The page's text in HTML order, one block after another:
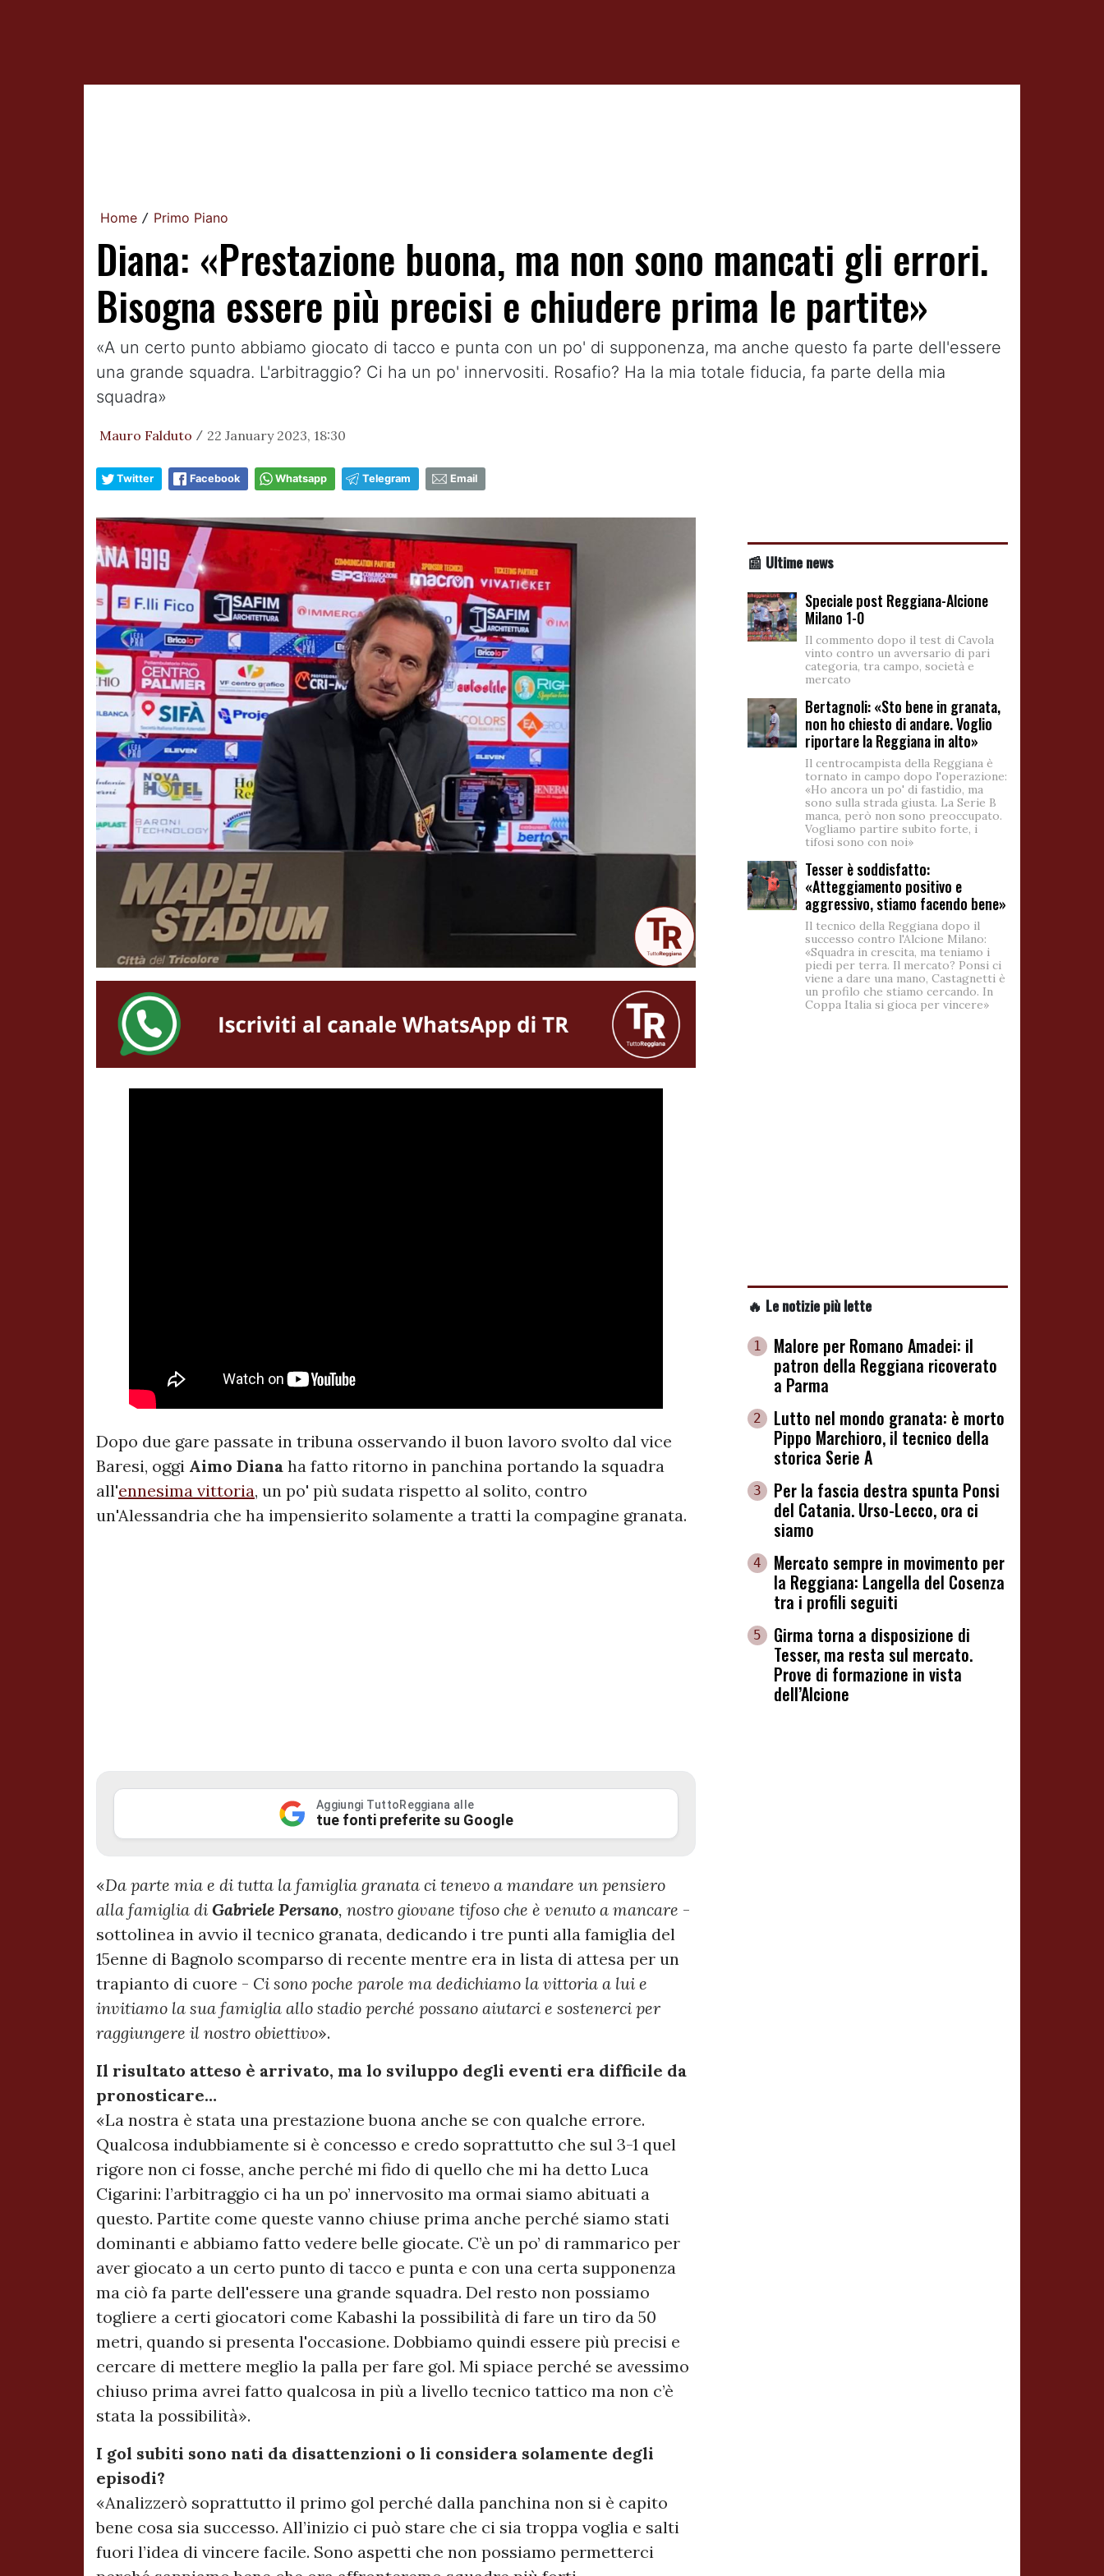
Home / Primo Piano
Diana: «Prestazione buona, ma non sono mancati gli errori.
Bisogna essere più precisi e chiudere prima le partite»
«A un certo punto abbiamo giocato di tacco e punta con un po' di supponenza, ma anche questo fa parte dell'essere
una grande squadra. L'arbitraggio? Ci ha un po' innervositi. Rosafio? Ha la mia totale fiducia, fa parte della mia
squadra»
Mauro Falduto / 22 January 2023, 18:30
Twitter Facebook Whatsapp Telegram Email
Dopo due gare passate in tribuna osservando il buon lavoro svolto dal vice
Baresi, oggi Aimo Diana ha fatto ritorno in panchina portando la squadra
all'ennesima vittoria, un po' più sudata rispetto al solito, contro
un'Alessandria che ha impensierito solamente a tratti la compagine granata.
Aggiungi TuttoReggiana alle
tue fonti preferite su Google
«Da parte mia e di tutta la famiglia granata ci tenevo a mandare un pensiero
alla famiglia di Gabriele Persano, nostro giovane tifoso che è venuto a mancare -
sottolinea in avvio il tecnico granata, dedicando i tre punti alla famiglia del
15enne di Bagnolo scomparso di recente mentre era in lista di attesa per un
trapianto di cuore - Ci sono poche parole ma dedichiamo la vittoria a lui e
invitiamo la sua famiglia allo stadio perché possano aiutarci e sostenerci per
raggiungere il nostro obiettivo».
Il risultato atteso è arrivato, ma lo sviluppo degli eventi era difficile da
pronosticare…
«La nostra è stata una prestazione buona anche se con qualche errore.
Qualcosa indubbiamente si è concesso e credo soprattutto che sul 3-1 quel
rigore non ci fosse, anche perché mi fido di quello che mi ha detto Luca
Cigarini: l’arbitraggio ci ha un po’ innervosito ma ormai siamo abituati a
questo. Partite come queste vanno chiuse prima anche perché siamo stati
dominanti e abbiamo fatto vedere belle giocate. C’è un po’ di rammarico per
aver giocato a un certo punto di tacco e punta e con una certa supponenza
ma ciò fa parte dell'essere una grande squadra. Del resto non possiamo
togliere a certi giocatori come Kabashi la possibilità di fare un tiro da 50
metri, quando si presenta l'occasione. Dobbiamo quindi essere più precisi e
cercare di mettere meglio la palla per fare gol. Mi spiace perché se avessimo
chiuso prima avrei fatto qualcosa in più a livello tecnico tattico ma non c’è
stata la possibilità».
I gol subiti sono nati da disattenzioni o li considera solamente degli
episodi?
«Analizzerò soprattutto il primo gol perché dalla panchina non si è capito
bene cosa sia successo. All’inizio ci può stare che ci sia troppa voglia e salti
fuori l’idea di vincere facile. Sono aspetti che non possiamo permetterci
📰 Ultime news
Speciale post Reggiana-Alcione
Milano 1-0
Il commento dopo il test di Cavola
vinto contro un avversario di pari
categoria, tra campo, società e
mercato
Bertagnoli: «Sto bene in granata,
non ho chiesto di andare. Voglio
riportare la Reggiana in alto»
Il centrocampista della Reggiana è
tornato in campo dopo l'operazione:
«Ho ancora un po' di fastidio, ma
sono sulla strada giusta. La Serie B
manca, però non sono preoccupato.
Vogliamo partire subito forte, i
tifosi sono con noi»
Tesser è soddisfatto:
«Atteggiamento positivo e
aggressivo, stiamo facendo bene»
Il tecnico della Reggiana dopo il
successo contro l'Alcione Milano:
«Squadra in crescita, ma teniamo i
piedi per terra. Il mercato? Ponsi ci
viene a dare una mano, Castagnetti è
un profilo che stiamo cercando. In
Coppa Italia si gioca per vincere»
🔥 Le notizie più lette
1
Malore per Romano Amadei: il
patron della Reggiana ricoverato
a Parma
2
Lutto nel mondo granata: è morto
Pippo Marchioro, il tecnico della
storica Serie A
3
Per la fascia destra spunta Ponsi
del Catania. Urso-Lecco, ora ci
siamo
4
Mercato sempre in movimento per
la Reggiana: Langella del Cosenza
tra i profili seguiti
5
Girma torna a disposizione di
Tesser, ma resta sul mercato.
Prove di formazione in vista
dell’Alcione